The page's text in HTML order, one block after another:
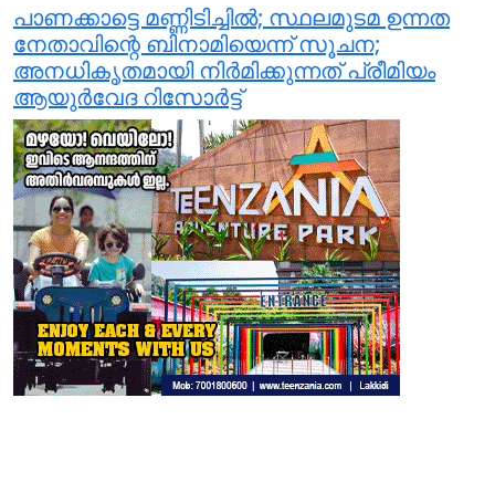
പാണക്കാട്ടെ മണ്ണിടിച്ചില്‍; സ്ഥലമുടമ ഉന്നത
നേതാവിന്റെ ബിനാമിയെന്ന് സൂചന;
അനധികൃതമായി നിര്‍മിക്കുന്നത് പ്രീമിയം
ആയുര്‍വേദ റിസോര്‍ട്ട്